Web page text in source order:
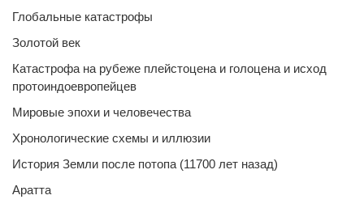
Глобальные катастрофы
Золотой век
Катастрофа на рубеже плейстоцена и голоцена и исход
протоиндоевропейцев
Мировые эпохи и человечества
Хронологические схемы и иллюзии
История Земли после потопа (11700 лет назад)
Аратта